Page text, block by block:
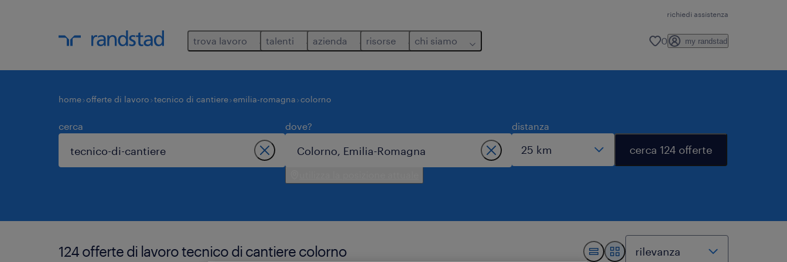
richiedi assistenza
trova lavoro talenti azienda risorse chi siamo 0 my randstad
home offerte di lavoro tecnico di cantiere emilia-romagna colorno
cerca dove? distanza
cerca 124 offerte
124 offerte di lavoro tecnico di cantiere colorno